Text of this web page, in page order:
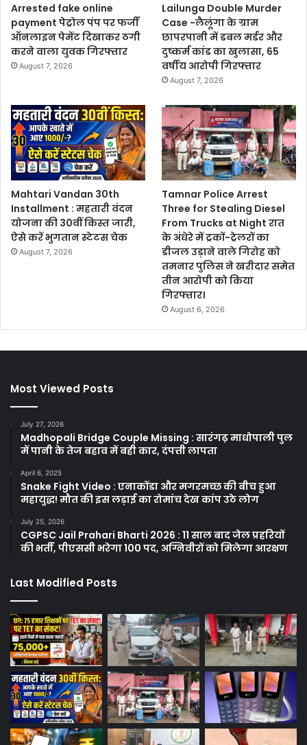
Arrested fake online
payment पेट्रोल पंप पर फर्जी
ऑनलाइन पेमेंट दिखाकर ठगी
करने वाला युवक गिरफ्तार
August 7, 2026
Lailunga Double Murder
Case -लैलूंगा के ग्राम
छापरपानी में डबल मर्डर और
दुष्कर्म कांड का खुलासा, 65
वर्षीय आरोपी गिरफ्तार
August 7, 2026
Mahtari Vandan 30th
Installment : महतारी वंदन
योजना की 30वीं किस्त जारी,
ऐसे करें भुगतान स्टेटस चेक
August 7, 2026
Tamnar Police Arrest
Three for Stealing Diesel
From Trucks at Night रात
के अंधेरे में ट्रकों-ट्रेलरों का
डीजल उड़ाने वाले गिरोह को
तमनार पुलिस ने खरीदार समेत
तीन आरोपी को किया
गिरफ्तार।
August 6, 2026
Most Viewed Posts
July 27, 2026
Madhopali Bridge Couple Missing : सारंगढ़ माधोपाली पुल
में पानी के तेज बहाव में बही कार, दंपत्ती लापता
April 6, 2025
Snake Fight Video : एनाकोंडा और मगरमच्छ की बीच हुआ
महायुद्ध! मौत की इस लड़ाई का रोमांच देख कांप उठे लोग
July 25, 2026
CGPSC Jail Prahari Bharti 2026 : 11 साल बाद जेल प्रहरियों
की भर्ती, पीएससी भरेगा 100 पद, अग्निवीरों को मिलेगा आरक्षण
Last Modified Posts